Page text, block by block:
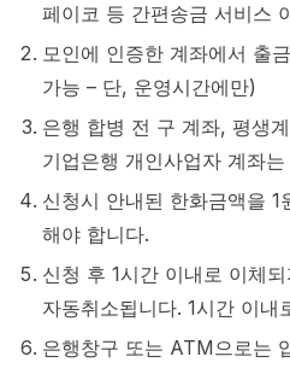
페이코 등 간편송금 서비스
모인에 인증한 계좌에서 출
가능 – 단, 운영시간에만)
은행 합병 전 구 계좌, 평생
기업은행 개인사업자 계좌
신청시 안내된 한화금액을 1
해야 합니다.
신청 후 1시간 이내로 이체
자동취소됩니다. 1시간 이내
은행창구 또는 ATM으로는